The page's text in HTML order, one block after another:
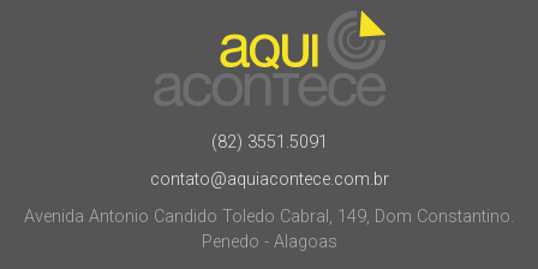
(82) 3551.5091
contato@aquiacontece.com.br
Avenida Antonio Candido Toledo Cabral, 149, Dom Constantino.
Penedo - Alagoas